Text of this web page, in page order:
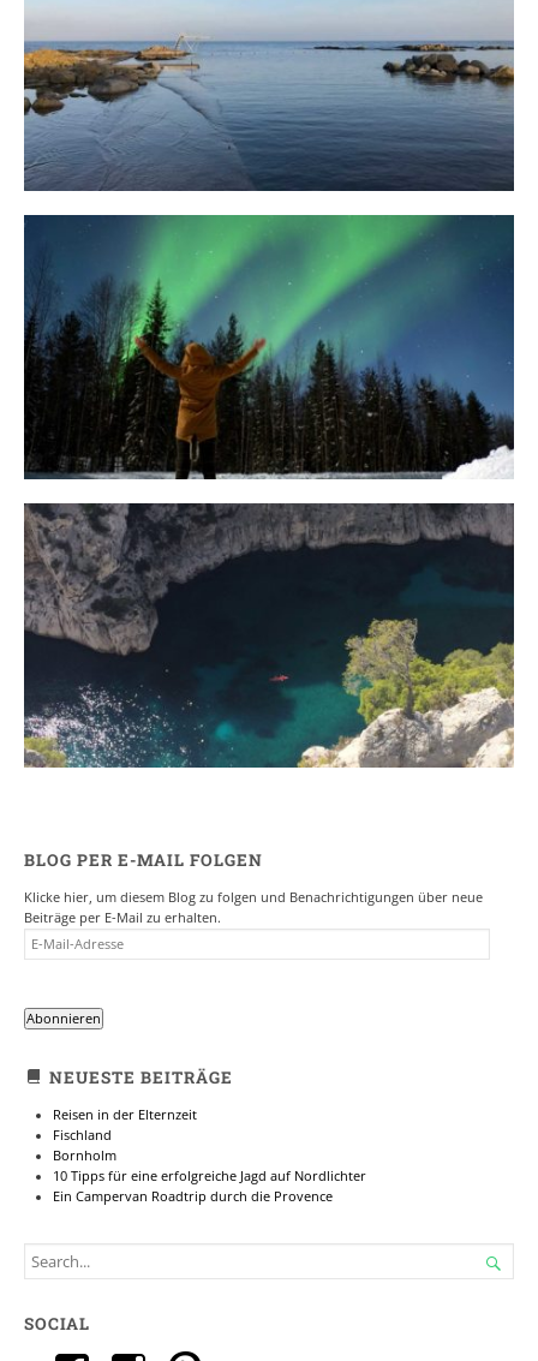
Bornholm
29. OKTOBER 2018
10 Tipps für eine erfolgreiche Jagd
auf Nordlichter
31. JANUAR 2018
Ein Campervan Roadtrip durch die
BLOG PER E-MAIL FOLGEN
Klicke hier, um diesem Blog zu folgen und Benachrichtigungen über neue
Beiträge per E-Mail zu erhalten.
E-
MAIL-
Abonnieren
NEUESTE BEITRÄGE
Reisen in der Elternzeit
Fischland
Bornholm
10 Tipps für eine erfolgreiche Jagd auf Nordlichter
Ein Campervan Roadtrip durch die Provence
SEARCH
FOR...

SOCIAL